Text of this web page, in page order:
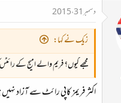
دسمبر 31، 2015
زیک نے کہا:
مجھے کیوں؟ فریم والے امیج کے
اکثر فریمز کاپی رائٹ سے آزاد